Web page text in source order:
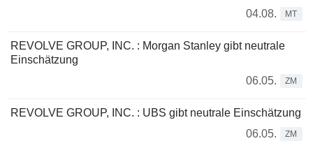
04.08.
MT
REVOLVE GROUP, INC. : Morgan Stanley gibt neutrale
Einschätzung
06.05.
ZM
REVOLVE GROUP, INC. : UBS gibt neutrale Einschätzung
06.05.
ZM